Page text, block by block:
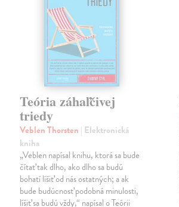
Teória záhaľčivej
triedy
Veblen Thorsten | Elektronická
kniha
„Veblen napísal knihu, ktorá sa bude
čítať tak dlho, ako dlho sa budú
bohatí líšiť od nás ostatných; a ak
bude budúcnosť podobná minulosti,
líšiť sa budú vždy,“ napísal o Teórii